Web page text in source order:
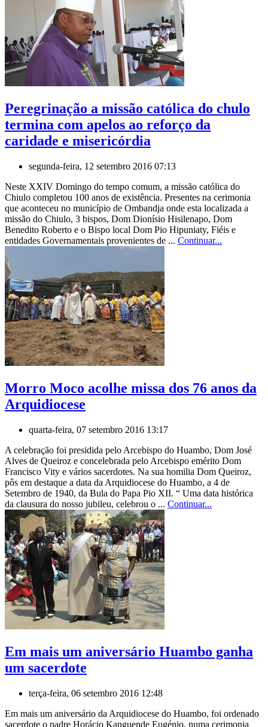
Peregrinação a missão católica do chulo
termina com apelos ao reforço da
caridade e misericórdia
segunda-feira, 12 setembro 2016 07:13
Neste XXIV Domingo do tempo comum, a missão católica do
Chiulo completou 100 anos de existência. Presentes na cerimonia
que aconteceu no município de Ombandja onde esta localizada a
missão do Chiulo, 3 bispos, Dom Dionísio Hisilenapo, Dom
Benedito Roberto e o Bispo local Dom Pio Hipuniaty, Fiéis e
entidades Governamentais provenientes de ... Continuar...
Morro Moco acolhe missa dos 76 anos da
Arquidiocese
quarta-feira, 07 setembro 2016 13:17
A celebração foi presidida pelo Arcebispo do Huambo, Dom José
Alves de Queiroz e concelebrada pelo Arcebispo emérito Dom
Francisco Vity e vários sacerdotes. Na sua homilia Dom Queiroz,
pôs em destaque a data da Arquidiocese do Huambo, a 4 de
Setembro de 1940, da Bula do Papa Pio XII. “ Uma data histórica
da clausura do nosso jubileu, celebrou o ... Continuar...
Em mais um aniversário Huambo ganha
um sacerdote
terça-feira, 06 setembro 2016 12:48
Em mais um aniversário da Arquidiocese do Huambo, foi ordenado
sacerdote o padre Horácio Kanguende Eugénio, numa cerimonia